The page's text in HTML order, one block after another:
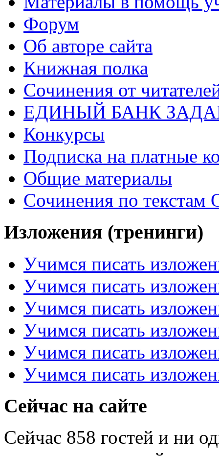
Форум
Об авторе сайта
Книжная полка
Cочинения от
ЕДИНЫЙ БАНК
Конкурсы
Подписка на платные
Общие материалы
Сочинения по текстам
Изложения (тренинги)
Учимся писать
Учимся писать
Учимся писать
Учимся писать
Учимся писать
Учимся писать
Сейчас на сайте
Сейчас 858 гостей и ни